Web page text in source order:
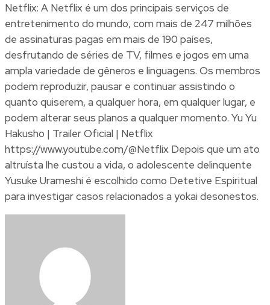
Netflix: A Netflix é um dos principais serviços de
entretenimento do mundo, com mais de 247 milhões
de assinaturas pagas em mais de 190 países,
desfrutando de séries de TV, filmes e jogos em uma
ampla variedade de gêneros e linguagens. Os membros
podem reproduzir, pausar e continuar assistindo o
quanto quiserem, a qualquer hora, em qualquer lugar, e
podem alterar seus planos a qualquer momento. Yu Yu
Hakusho | Trailer Oficial | Netflix
https://www.youtube.com/@Netflix Depois que um ato
altruísta lhe custou a vida, o adolescente delinquente
Yusuke Urameshi é escolhido como Detetive Espiritual
para investigar casos relacionados a yokai desonestos.